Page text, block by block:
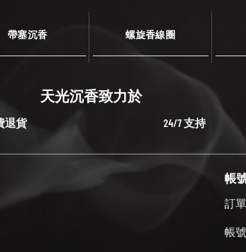
帶塞沉香 螺旋香線圈
天光沉香致力於
退貨 24/7 支持
帳
訂單
帳號